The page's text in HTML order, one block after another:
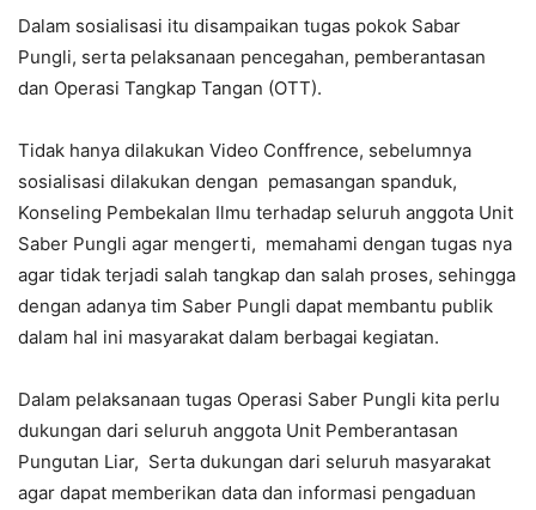
Dalam sosialisasi itu disampaikan tugas pokok Sabar
Pungli, serta pelaksanaan pencegahan, pemberantasan
dan Operasi Tangkap Tangan (OTT).
Tidak hanya dilakukan Video Conffrence, sebelumnya
sosialisasi dilakukan dengan pemasangan spanduk,
Konseling Pembekalan Ilmu terhadap seluruh anggota Unit
Saber Pungli agar mengerti, memahami dengan tugas nya
agar tidak terjadi salah tangkap dan salah proses, sehingga
dengan adanya tim Saber Pungli dapat membantu publik
dalam hal ini masyarakat dalam berbagai kegiatan.
Dalam pelaksanaan tugas Operasi Saber Pungli kita perlu
dukungan dari seluruh anggota Unit Pemberantasan
Pungutan Liar, Serta dukungan dari seluruh masyarakat
agar dapat memberikan data dan informasi pengaduan